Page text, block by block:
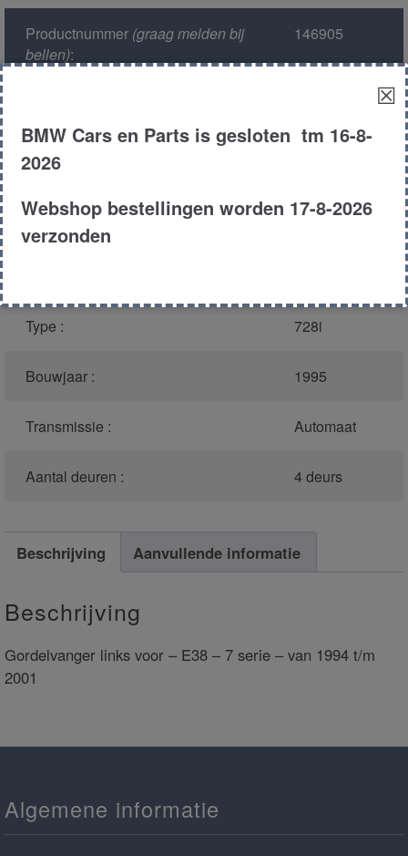
Productnummer(graag melden bij
bellen):
146905
Kleur :
Carroserie :
Type : 728i
Bouwjaar : 1995
Transmissie : Automaat
Aantal deuren : 4 deurs
Beschrijving Aanvullende informatie
Beschrijving
Gordelvanger links voor – E38 – 7 serie – van 1994 t/m
2001
Algemene informatie
☒
BMW Cars en Parts is gesloten tm 16-8-
2026
Webshop bestellingen worden 17-8-2026
verzonden